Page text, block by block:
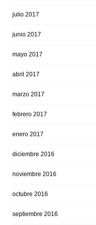
julio 2017
junio 2017
mayo 2017
abril 2017
marzo 2017
febrero 2017
enero 2017
diciembre 2016
noviembre 2016
octubre 2016
septiembre 2016